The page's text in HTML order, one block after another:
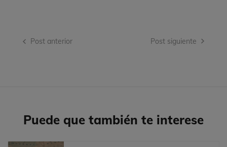
Navegación
Post anterior Post siguiente
Puede que también te interese